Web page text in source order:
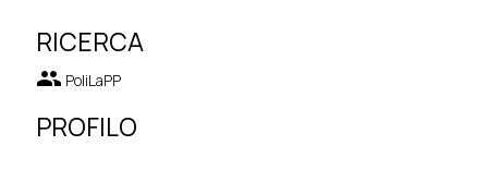
RICERCA
group PoliLaPP
PROFILO